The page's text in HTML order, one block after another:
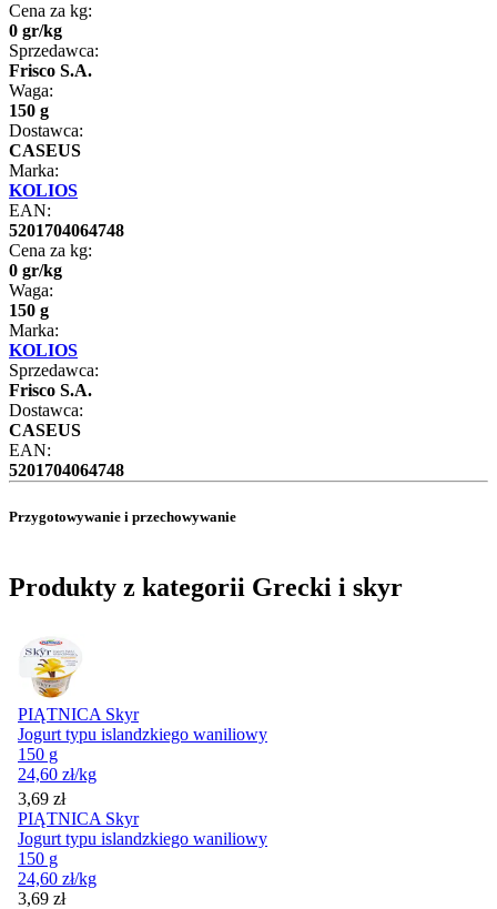
Cena za kg:
0 gr/kg
Sprzedawca:
Frisco S.A.
Waga:
150 g
Dostawca:
CASEUS
Marka:
KOLIOS
EAN:
5201704064748
Cena za kg:
0 gr/kg
Waga:
150 g
Marka:
KOLIOS
Sprzedawca:
Frisco S.A.
Dostawca:
CASEUS
EAN:
5201704064748
Przygotowywanie i przechowywanie
Produkty z kategorii Grecki i skyr
PIĄTNICA Skyr
Jogurt typu islandzkiego waniliowy
150 g
24,60 zł/kg
Cena
3,69 zł
PIĄTNICA Skyr
Jogurt typu islandzkiego waniliowy
150 g
24,60 zł/kg
Cena
3,69 zł